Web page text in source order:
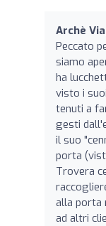
Archè
Peccato
siamo
ha
visto i
tenuti a
gesti
il suo
porta
Trovera
alla porta
ad altri